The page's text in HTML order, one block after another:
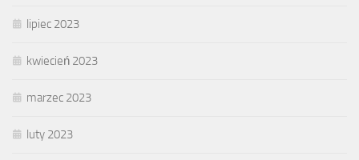
lipiec 2023
kwiecień 2023
marzec 2023
luty 2023